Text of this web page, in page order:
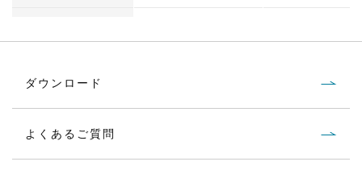
TJ-14
TJ-18 真鍮／黄銅
ダウンロード
よくあるご質問